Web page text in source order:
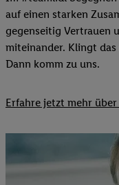
auf einen starken
gegenseitig Vertrauen
miteinander. Klingt
Dann komm zu uns.​
Erfahre jetzt mehr über